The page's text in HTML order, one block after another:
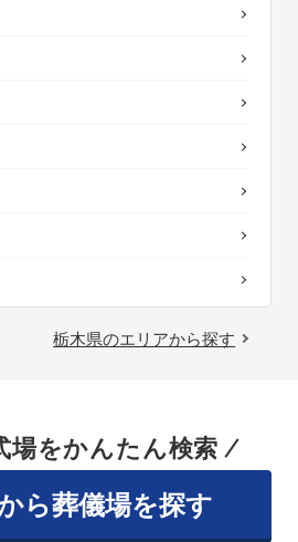
栃木県のエリアから探す
場をかんたん検索
ら葬儀場を探す